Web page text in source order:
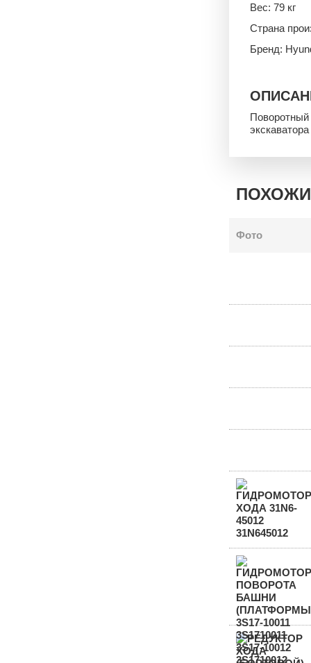
Вес: 79 кг
Страна
Бренд:
Поворотный
Фото